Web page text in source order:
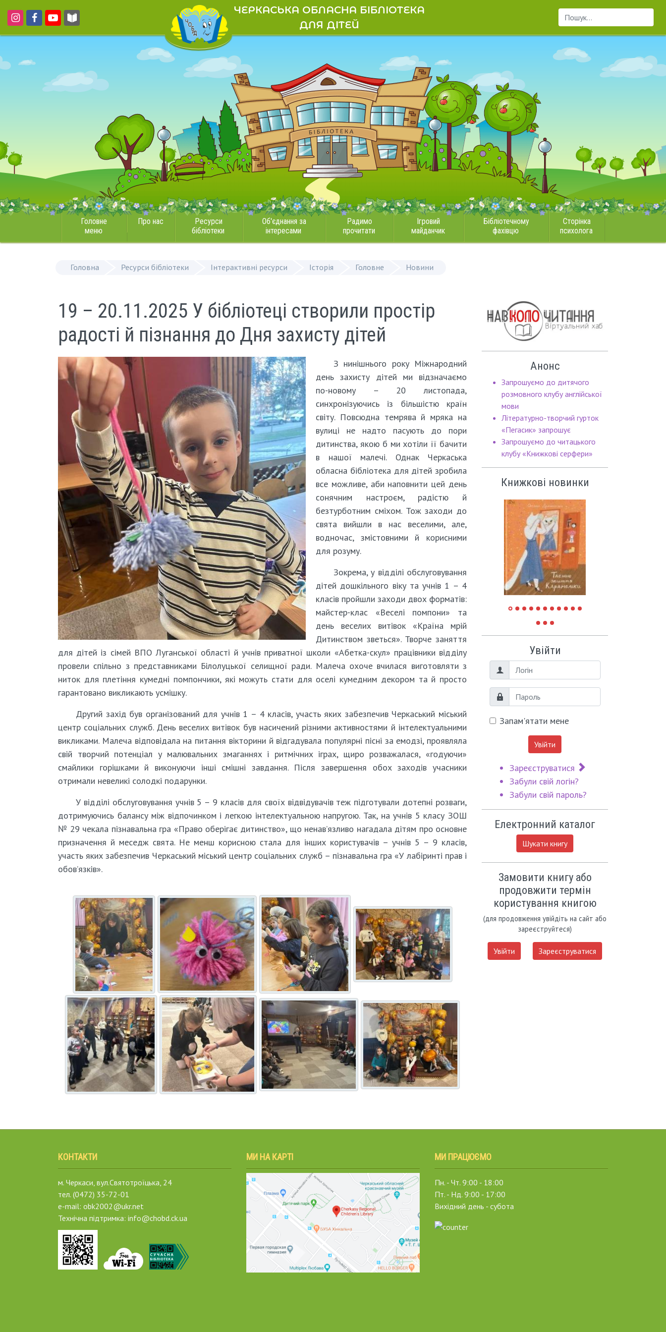
ЧЕРКАСЬКА ОБЛАСНА БІБЛІОТЕКА
ДЛЯ ДІТЕЙ
Пошук...
Головне
меню
Про нас
Ресурси
бібліотеки
Об'єднання за
інтересами
Радимо
прочитати
Ігровий
майданчик
Бібліотечному
фахівцю
Сторінка
психолога
Головна Ресурси бібліотеки Інтерактивні ресурси Історія Головне Новини
19 – 20.11.2025 У бібліотеці створили простір
радості й пізнання до Дня захисту дітей
З нинішнього року Міжнародний
день захисту дітей ми відзначаємо
по-новому – 20 листопада,
синхронізуючись із більшістю країн
світу. Повсюдна темрява й мряка на
вулиці не надто пасують до пори
дитинства, якою б ми хотіли її бачити
в нашої малечі. Однак Черкаська
обласна бібліотека для дітей зробила
все можливе, аби наповнити цей день
сонячним настроєм, радістю й
безтурботним сміхом. Тож заходи до
свята вийшли в нас веселими, але,
водночас, змістовними й корисними
для розуму.
Зокрема, у відділі обслуговування
дітей дошкільного віку та учнів 1 – 4
класів пройшли заходи двох форматів:
майстер-клас «Веселі помпони» та
день веселих витівок «Країна мрій
Дитинством зветься». Творче заняття
для дітей із сімей ВПО Луганської області й учнів приватної школи «Абетка-скул» працівники відділу
провели спільно з представниками Білолуцької селищної ради. Малеча охоче вчилася виготовляти з
ниток для плетіння кумедні помпончики, які можуть стати для оселі кумедним декором та й просто
гарантовано викликають усмішку.
Другий захід був організований для учнів 1 – 4 класів, участь яких забезпечив Черкаський міський
центр соціальних служб. День веселих витівок був насичений різними активностями й інтелектуальними
викликами. Малеча відповідала на питання вікторини й відгадувала популярні пісні за емодзі, проявляла
свій творчий потенціал у малювальних змаганнях і ритмічних іграх, щиро розважалася, «годуючи»
смайлики горішками й виконуючи інші смішні завдання. Після завершення обох заходів учасники
отримали невеликі солодкі подарунки.
У відділі обслуговування учнів 5 – 9 класів для своїх відвідувачів теж підготували дотепні розваги,
дотримуючись балансу між відпочинком і легкою інтелектуальною напругою. Так, на учнів 5 класу ЗОШ
№ 29 чекала пізнавальна гра «Право оберігає дитинство», що ненав’язливо нагадала дітям про основне
призначення й меседж свята. Не менш корисною стала для інших користувачів – учнів 5 – 9 класів,
участь яких забезпечив Черкаський міський центр соціальних служб – пізнавальна гра «У лабіринті прав і
обов’язків».
Анонс
Запрошуємо до дитячого
розмовного клубу англійської
мови
Літературно-творчий гурток
«Пегасик» запрошує
Запрошуємо до читацького
клубу «Книжкові серфери»
Книжкові новинки
Увійти
Логін
Пароль
Запам'ятати мене
Увійти
Зареєструватися
Забули свій логін?
Забули свій пароль?
Електронний каталог
Шукати книгу
Замовити книгу або
продовжити термін
користування книгою
(для продовження увійдіть на сайт або
зареєструйтеся)
Увійти Зареєструватися
КОНТАКТИ
м. Черкаси, вул.Святотроїцька, 24
тел. (0472) 35-72-01
e-mail: obk2002@ukr.net
Технічна підтримка: info@chobd.ck.ua
МИ НА КАРТІ МИ ПРАЦЮЄМО
Пн. - Чт. 9:00 - 18:00
Пт. - Нд. 9:00 - 17:00
Вихідний день - субота